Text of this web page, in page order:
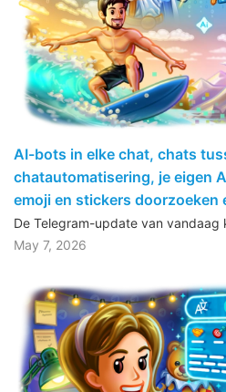
AI-bots in elke chat, chats
chatautomatisering, je eigen
emoji en stickers doorzoeken
De Telegram-update van vandaag
May 7, 2026